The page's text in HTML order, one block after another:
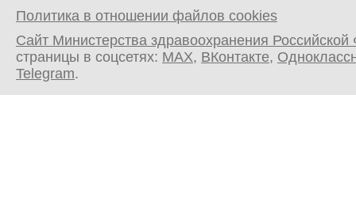
Политика в отношении файлов cookies
Сайт Министерства здравоохранения
страницы в соцсетях: MAX, ВКонтакте,
Telegram.